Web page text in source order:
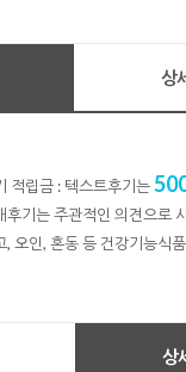
상
적립금 : 텍스트후기는
후기는 주관적인 의견으로
, 오인, 혼동 등 건강기능식
상